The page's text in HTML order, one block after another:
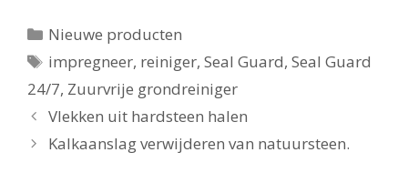
Categorieën
Nieuwe producten
Tags
impregneer, reiniger,Seal Guard,Seal Guard
24/7, Zuurvrije grondreiniger
Vlekken uit hardsteen halen
Kalkaanslag verwijderen van natuursteen.